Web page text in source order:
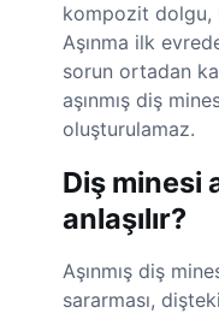
kompozit dolgu,
Aşınma ilk
sorun ortadan
aşınmış diş
oluşturulamaz.
Diş minesi
anlaşılır?
Aşınmış diş
sararması,